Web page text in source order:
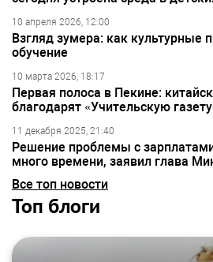
10 апреля 2026, 12:00
Взгляд зумера: как культурные
обучение
10 марта 2026, 18:17
Первая полоса в Пекине:
благодарят «Учительскую
11 декабря 2025, 21:40
Решение проблемы с
много времени, заявил глава
Все топ новости
Топ блоги